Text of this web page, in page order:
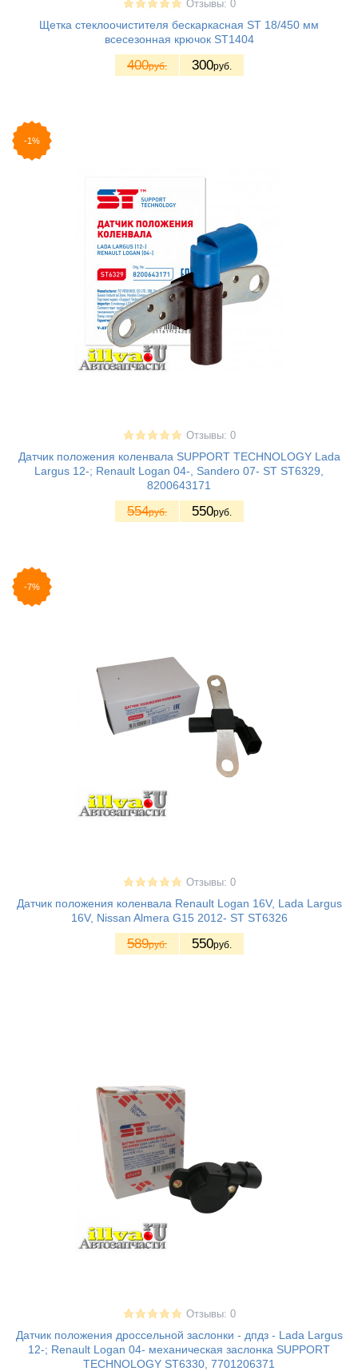
Отзывы: 0
Щетка стеклоочистителя бескаркасная ST 18/450 мм
всесезонная крючок ST1404
400руб. 300руб.
-1%
Отзывы: 0
Датчик положения коленвала SUPPORT TECHNOLOGY Lada
Largus 12-; Renault Logan 04-, Sandero 07- ST ST6329,
8200643171
554руб. 550руб.
-7%
Отзывы: 0
Датчик положения коленвала Renault Logan 16V, Lada Largus
16V, Nissan Almera G15 2012- ST ST6326
589руб. 550руб.
Отзывы: 0
Датчик положения дроссельной заслонки - дпдз - Lada Largus
12-; Renault Logan 04- механическая заслонка SUPPORT
TECHNOLOGY ST6330, 7701206371